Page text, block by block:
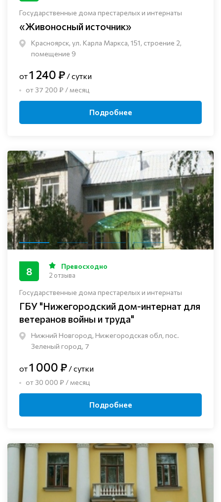
Государственные дома престарелых и интернаты
«Живоносный источник»
Красноярск, ул. Карла Маркса, 151, строение 2,
помещение 9
от1 240 ₽ / сутки
от 37 200 ₽ / месяц
Подробнее
Государственные дома престарелых и интернаты
ГБУ "Нижегородский дом-интернат для
ветеранов войны и труда"
Нижний Новгород, Нижегородская обл, пос.
Зеленый город, 7
8 Превосходно
2 отзыва
от1 000 ₽ / сутки
от 30 000 ₽ / месяц
Подробнее